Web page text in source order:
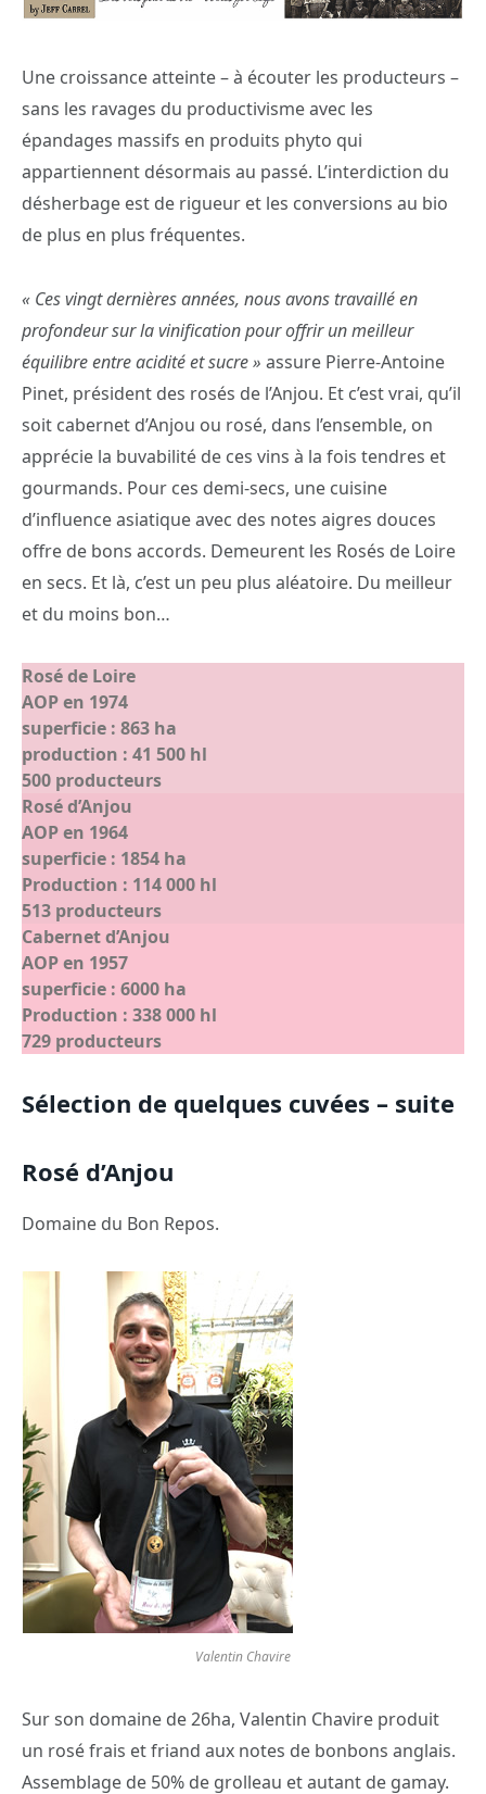
Une croissance atteinte – à écouter les producteurs –
sans les ravages du productivisme avec les
épandages massifs en produits phyto qui
appartiennent désormais au passé. L’interdiction du
désherbage est de rigueur et les conversions au bio
de plus en plus fréquentes.
« Ces vingt dernières années, nous avons travaillé en
profondeur sur la vinification pour offrir un meilleur
équilibre entre acidité et sucre » assure Pierre-Antoine
Pinet, président des rosés de l’Anjou. Et c’est vrai, qu’il
soit cabernet d’Anjou ou rosé, dans l’ensemble, on
apprécie la buvabilité de ces vins à la fois tendres et
gourmands. Pour ces demi-secs, une cuisine
d’influence asiatique avec des notes aigres douces
offre de bons accords. Demeurent les Rosés de Loire
en secs. Et là, c’est un peu plus aléatoire. Du meilleur
et du moins bon…
Rosé de Loire
AOP en 1974
superficie : 863 ha
production : 41 500 hl
500 producteurs
Rosé d’Anjou
AOP en 1964
superficie : 1854 ha
Production : 114 000 hl
513 producteurs
Cabernet d’Anjou
AOP en 1957
superficie : 6000 ha
Production : 338 000 hl
729 producteurs
Sélection de quelques cuvées – suite
Rosé d’Anjou
Domaine du Bon Repos.
Valentin Chavire
Sur son domaine de 26ha, Valentin Chavire produit
un rosé frais et friand aux notes de bonbons anglais.
Assemblage de 50% de grolleau et autant de gamay.